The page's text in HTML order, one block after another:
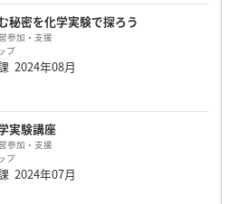
秘密を化学実験で探ろう
加・支援
プ
2024年08月
実験講座
加・支援
プ
2024年07月